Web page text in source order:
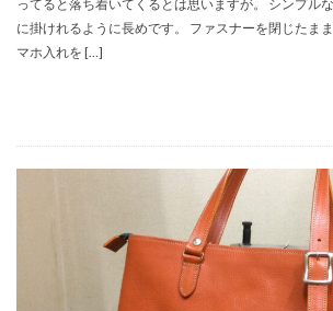
ってると落ち着いてくるとは思いますが。 シンプル
に掛けれるように長めです。 ファスナーを閉じたま
マホ入れを […]